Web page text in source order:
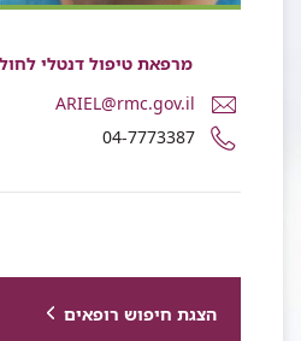
מרפאת טיפול דנטלי
דואר
אלקטרוני
ד"ר
שנרך
ARIEL@rmc.gov.il
מספר
טלפון
04-7773387
הצגת חיפוש רופאים